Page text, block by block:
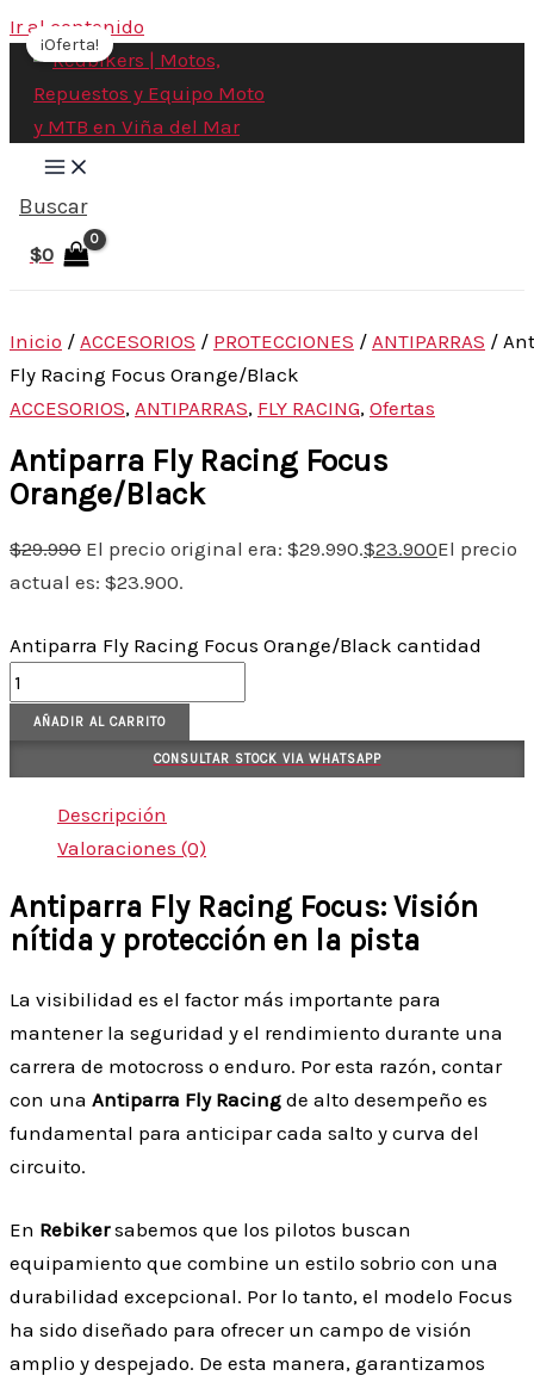
Ir al contenido
Buscar
$0
¡Oferta!
Inicio / ACCESORIOS / PROTECCIONES / ANTIPARRAS /
Fly Racing Focus Orange/Black
ACCESORIOS, ANTIPARRAS, FLY RACING, Ofertas
Antiparra Fly Racing Focus
Orange/Black
$29.990 El precio original era: $29.990.$23.900El precio
actual es: $23.900.
Antiparra Fly Racing Focus Orange/Black cantidad
AÑADIR AL CARRITO
CONSULTAR STOCK VIA WHATSAPP
Descripción
Valoraciones (0)
Antiparra Fly Racing Focus: Visión
nítida y protección en la pista
La visibilidad es el factor más importante para
mantener la seguridad y el rendimiento durante una
carrera de motocross o enduro. Por esta razón, contar
con una Antiparra Fly Racing de alto desempeño es
fundamental para anticipar cada salto y curva del
circuito.
En Rebikersabemos que los pilotos buscan
equipamiento que combine un estilo sobrio con una
durabilidad excepcional. Por lo tanto, el modelo Focus
ha sido diseñado para ofrecer un campo de visión
amplio y despejado. De esta manera, garantizamos